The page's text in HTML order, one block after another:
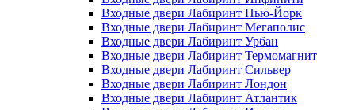
Входные двери Лабиринт Нью-Йорк
Входные двери Лабиринт Мегаполис
Входные двери Лабиринт Урбан
Входные двери Лабиринт Термомагнит
Входные двери Лабиринт Сильвер
Входные двери Лабиринт Лондон
Входные двери Лабиринт Атлантик